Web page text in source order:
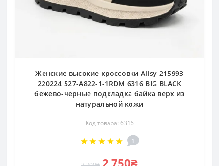
Женские высокие кроссовки Allsy 215993
220224 527-A822-1-1RDM 6316 BIG BLACK
бежево-черные подкладка байка верх из
натуральной кожи
Код товара: 6316
1
2 750₴